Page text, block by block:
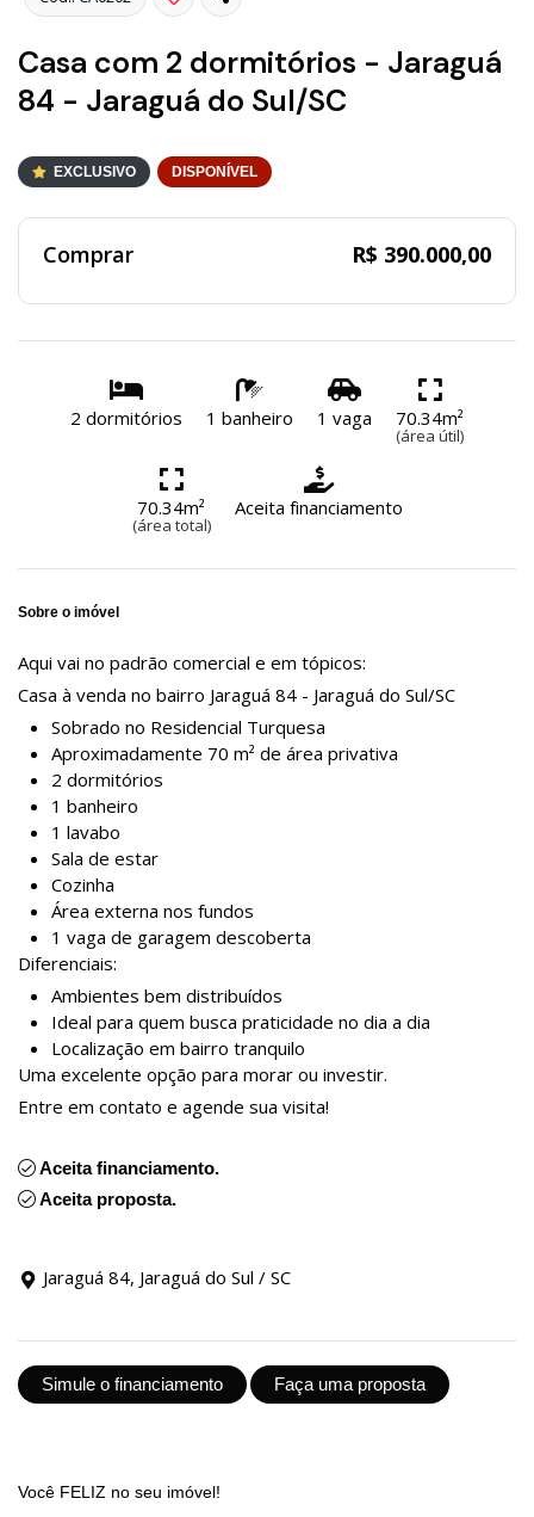
Casa com 2 dormitórios - Jaraguá
84 - Jaraguá do Sul/SC
EXCLUSIVO DISPONÍVEL
Comprar R$ 390.000,00
2 dormitórios 1 banheiro 1 vaga 70.34m²
(área útil)
70.34m²
(área total)
Aceita financiamento
Sobre o imóvel
Aqui vai no padrão comercial e em tópicos:
Casa à venda no bairro Jaraguá 84 - Jaraguá do Sul/SC
Sobrado no Residencial Turquesa
Aproximadamente 70 m² de área privativa
2 dormitórios
1 banheiro
1 lavabo
Sala de estar
Cozinha
Área externa nos fundos
1 vaga de garagem descoberta
Diferenciais:
Ambientes bem distribuídos
Ideal para quem busca praticidade no dia a dia
Localização em bairro tranquilo
Uma excelente opção para morar ou investir.
Entre em contato e agende sua visita!
Aceita financiamento.
Aceita proposta.
Jaraguá 84, Jaraguá do Sul / SC
Simule o financiamento Faça uma proposta
Você FELIZ no seu imóvel!